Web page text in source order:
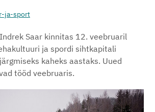
ja-sport
Saar kinnitas 12. veebruaril
ja spordi sihtkapitali
kaheks aastaks. Uued
tööd veebruaris.